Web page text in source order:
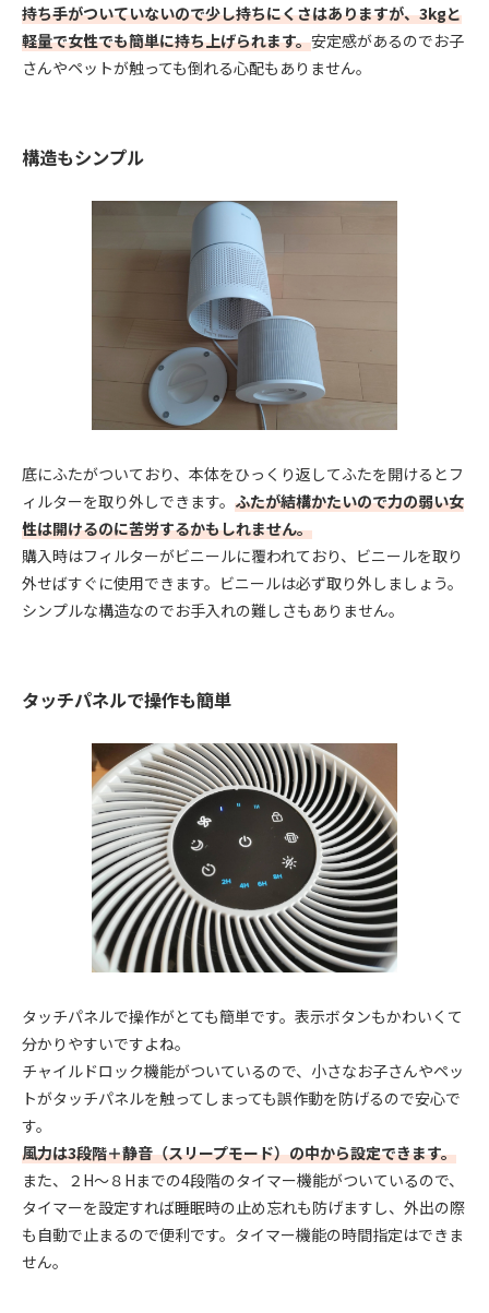
持ち手がついていないので少し持ちにくさはありますが、3kgと
軽量で女性でも簡単に持ち上げられます。安定感があるのでお子
さんやペットが触っても倒れる心配もありません。
構造もシンプル
底にふたがついており、本体をひっくり返してふたを開けるとフ
ィルターを取り外しできます。 ふたが結構かたいので力の弱い女
性は開けるのに苦労するかもしれません。
購入時はフィルターがビニールに覆われており、ビニールを取り
外せばすぐに使用できます。ビニールは必ず取り外しましょう。
シンプルな構造なのでお手入れの難しさもありません。
タッチパネルで操作も簡単
タッチパネルで操作がとても簡単です。表示ボタンもかわいくて
分かりやすいですよね。
チャイルドロック機能がついているので、小さなお子さんやペッ
トがタッチパネルを触ってしまっても誤作動を防げるので安心で
す。
風力は3段階＋静音（スリープモード）の中から設定できます。
また、２H～８Hまでの4段階のタイマー機能がついているので、
タイマーを設定すれば睡眠時の止め忘れも防げますし、外出の際
も自動で止まるので便利です。タイマー機能の時間指定はできま
せん。